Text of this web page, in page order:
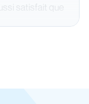
satisfait que
présents,
confiance.